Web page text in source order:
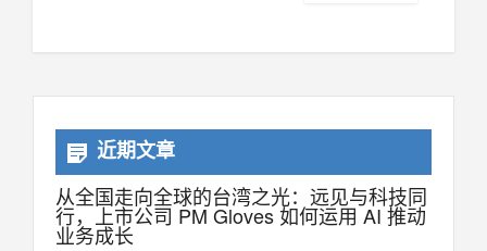
近期文章
从全国走向全球的台湾之光：远见与科技同
行，上市公司 PM Gloves 如何运用 AI 推动
业务成长